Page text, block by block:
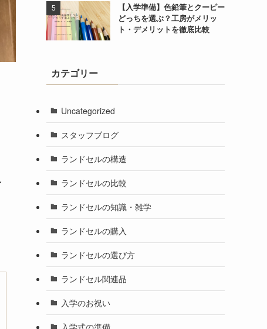
【入学準備】色鉛筆とクーピー
どっちを選ぶ？工房がメリッ
ト・デメリットを徹底比較
カテゴリー
Uncategorized
スタッフブログ
ランドセルの構造
ランドセルの比較
ランドセルの知識・雑学
ランドセルの購入
ランドセルの選び方
ランドセル関連品
入学のお祝い
入学式の準備